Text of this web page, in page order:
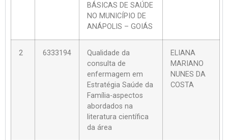
BÁSICAS DE SAÚDE
NO MUNICÍPIO DE
ANÁPOLIS – GOIÁS
2 6333194
Qualidade da
consulta de
enfermagem em
Estratégia Saúde da
Família-aspectos
abordados na
literatura científica
da área
ELIANA
MARIANO
NUNES DA
COSTA